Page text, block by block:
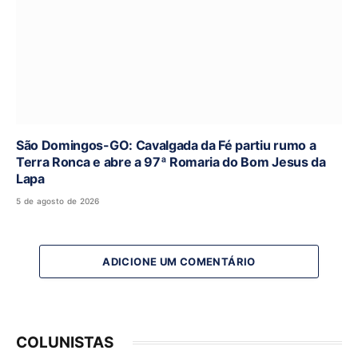
São Domingos-GO: Cavalgada da Fé partiu rumo a
Terra Ronca e abre a 97ª Romaria do Bom Jesus da
Lapa
5 de agosto de 2026
ADICIONE UM COMENTÁRIO
COLUNISTAS